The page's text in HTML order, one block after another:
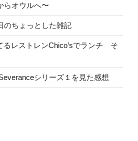
らオウルへ〜
のちょっとした雑記
るレストレンChico’sでランチ そ
シリーズ１を見た感想